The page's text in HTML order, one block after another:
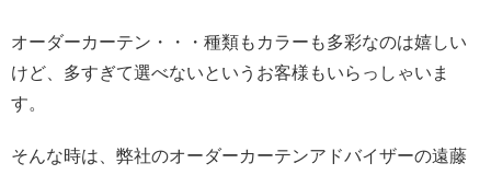
オーダーカーテン・・・種類もカラーも多彩なのは嬉しい
けど、多すぎて選べないというお客様もいらっしゃいま
す。
そんな時は、弊社のオーダーカーテンアドバイザーの遠藤